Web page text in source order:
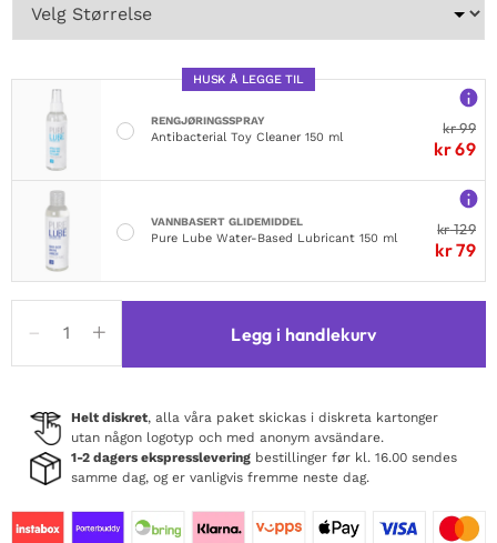
HUSK Å LEGGE TIL
RENGJØRINGSSPRAY
Antibacterial Toy Cleaner 150 ml
kr99
kr69
VANNBASERT GLIDEMIDDEL
Pure Lube Water-Based Lubricant 150 ml
kr129
kr79
Your
Bitch
Bralette
&
Cheeky
antall
Legg i handlekurv
Helt diskret, alla våra paket skickas i diskreta kartonger
utan någon logotyp och med anonym avsändare.
1-2 dagers ekspresslevering bestillinger før kl. 16.00 sendes
samme dag, og er vanligvis fremme neste dag.